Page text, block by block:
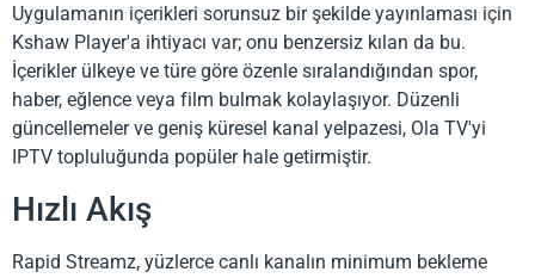
Uygulamanın içerikleri sorunsuz bir şekilde yayınlaması için
Kshaw Player'a ihtiyacı var; onu benzersiz kılan da bu.
İçerikler ülkeye ve türe göre özenle sıralandığından spor,
haber, eğlence veya film bulmak kolaylaşıyor. Düzenli
güncellemeler ve geniş küresel kanal yelpazesi, Ola TV'yi
IPTV topluluğunda popüler hale getirmiştir.
Hızlı Akış
Rapid Streamz, yüzlerce canlı kanalın minimum bekleme